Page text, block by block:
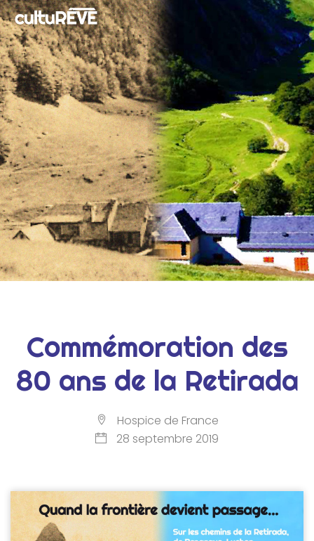
Commémoration des
80 ans de la Retirada
Hospice de France
28 septembre 2019